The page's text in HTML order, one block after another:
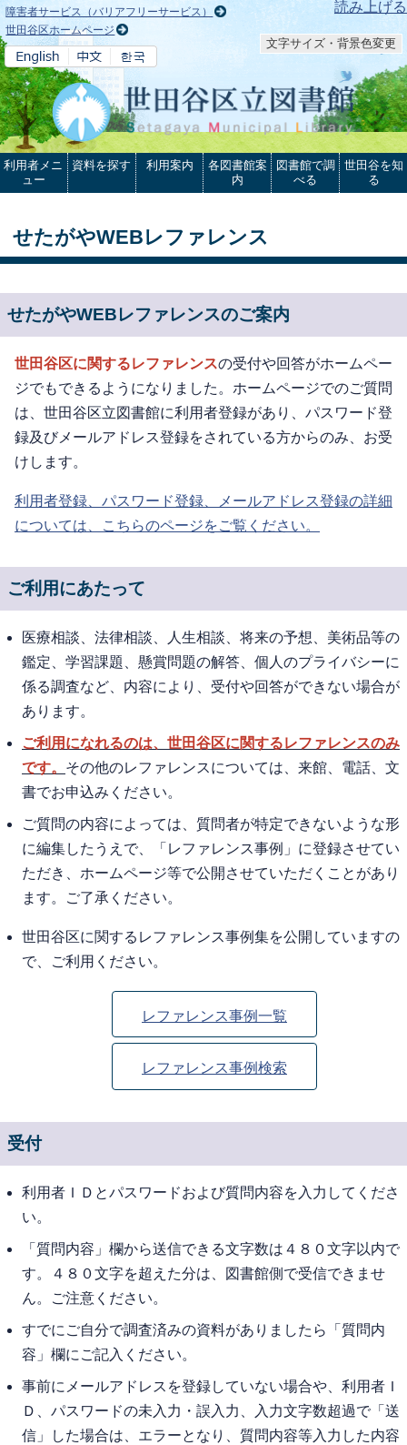
本文へ 読み上げる
障害者サービス（バリアフリーサービス）
世田谷区ホームページ
文字サイズ・背景色変更
利用者メニ
ュー
資料を探す 利用案内
各図書館案
内
図書館で調
べる
世田谷を知
る
せたがやWEBレファレンス
せたがやWEBレファレンスのご案内
世田谷区に関するレファレンスの受付や回答がホームペー
ジでもできるようになりました。ホームページでのご質問
は、世田谷区立図書館に利用者登録があり、パスワード登
録及びメールアドレス登録をされている方からのみ、お受
けします。
利用者登録、パスワード登録、メールアドレス登録の詳細
については、こちらのページをご覧ください。
ご利用にあたって
医療相談、法律相談、人生相談、将来の予想、美術品等の
鑑定、学習課題、懸賞問題の解答、個人のプライバシーに
係る調査など、内容により、受付や回答ができない場合が
あります。
ご利用になれるのは、世田谷区に関するレファレンスのみ
です。 その他のレファレンスについては、来館、電話、文
書でお申込みください。
ご質問の内容によっては、質問者が特定できないような形
に編集したうえで、「レファレンス事例」に登録させてい
ただき、ホームページ等で公開させていただくことがあり
ます。ご了承ください。
世田谷区に関するレファレンス事例集を公開していますの
で、ご利用ください。
レファレンス事例一覧
レファレンス事例検索
受付
利用者ＩＤとパスワードおよび質問内容を入力してくださ
い。
「質問内容」欄から送信できる文字数は４８０文字以内で
す。４８０文字を超えた分は、図書館側で受信できませ
ん。ご注意ください。
すでにご自分で調査済みの資料がありましたら「質問内
容」欄にご記入ください。
事前にメールアドレスを登録していない場合や、利用者Ｉ
Ｄ、パスワードの未入力・誤入力、入力文字数超過で「送
信」した場合は、エラーとなり、質問内容等入力した内容